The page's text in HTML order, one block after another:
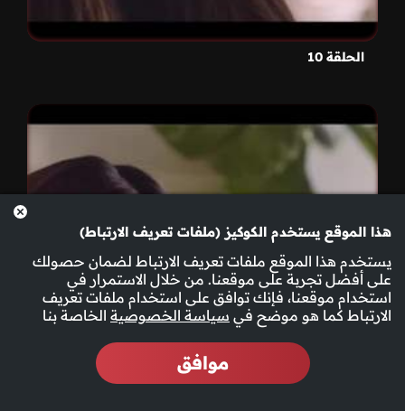
الحلقة 10
هذا الموقع يستخدم الكوكيز (ملفات تعريف الارتباط)
يستخدم هذا الموقع ملفات تعريف الارتباط لضمان حصولك
على أفضل تجربة على موقعنا. من خلال الاستمرار في
استخدام موقعنا، فإنك توافق على استخدام ملفات تعريف
الارتباط كما هو موضح في سياسة الخصوصية الخاصة بنا
موافق